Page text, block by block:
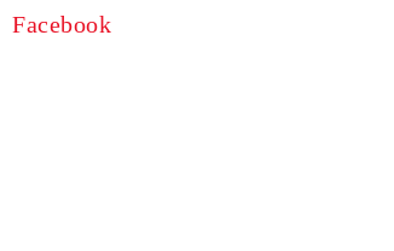
Facebook